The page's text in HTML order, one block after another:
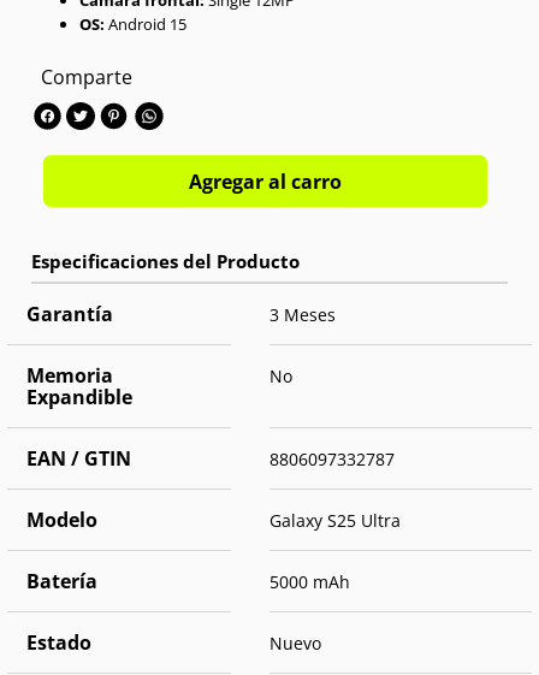
OS: Android 15
Comparte
Agregar al carro
Garantía 3 Meses
Memoria
Expandible
No
EAN / GTIN 8806097332787
Modelo Galaxy S25 Ultra
Batería 5000 mAh
Estado Nuevo